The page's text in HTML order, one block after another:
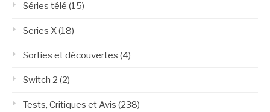
Séries télé (15)
Series X(18)
Sorties et découvertes (4)
Switch 2 (2)
Tests, Critiques et Avis (238)